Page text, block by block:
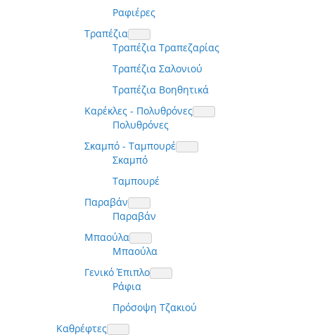
Ραφιέρες
Τραπέζια
Τραπέζια Τραπεζαρίας
Τραπέζια Σαλονιού
Τραπέζια Βοηθητικά
Καρέκλες - Πολυθρόνες
Πολυθρόνες
Σκαμπό - Ταμπουρέ
Σκαμπό
Ταμπουρέ
Παραβάν
Παραβάν
Μπαούλα
Μπαούλα
Γενικό Έπιπλο
Ράφια
Πρόσοψη Τζακιού
Καθρέφτες